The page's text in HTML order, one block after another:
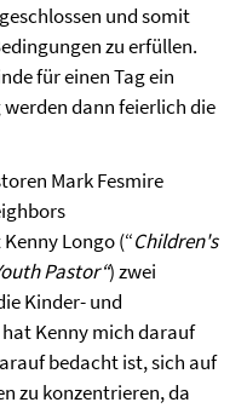
und somit
zu erfüllen.
für einen Tag ein
dann feierlich die
Mark Fesmire
Longo (“Children's
Pastor“) zwei
Kinder- und
Kenny mich darauf
bedacht ist, sich auf
zu konzentrieren, da